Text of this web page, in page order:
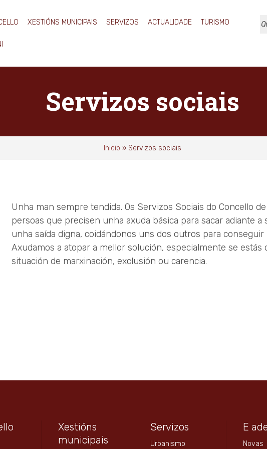
XESTIÓNS MUNICIPAIS SERVIZOS ACTUALIDADE TURISMO
Servizos sociais
Inicio » Servizos sociais
Unha man sempre tendida. Os Servizos Sociais do Concello
persoas que precisen unha axuda básica para sacar adiante
unha saída digna, coidándonos uns dos outros para
Axudamos a atopar a mellor solución, especialmente se
situación de marxinación, exclusión ou carencia.
Xestións
municipais
Servizos
Urbanismo
E
Novas